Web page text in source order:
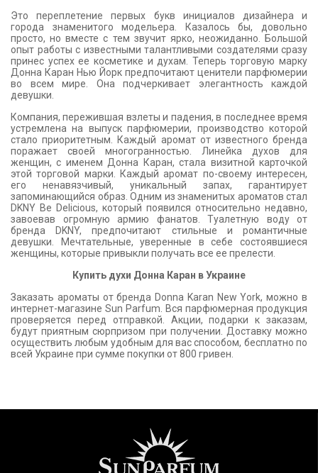
Это переплетение первых букв инициалов дизайнера и
города знаменитого модельера. Казалось бы, довольно
просто, но вместе с тем звучит ярко, неожиданно. Большой
опыт работы с известными талантливыми создателями сразу
принес успех ее косметике и духам. Теперь торговую марку
Донна Каран Нью Йорк предпочитают ценители парфюмерии
во всем мире. Она подчеркивает элегантность каждой
девушки.
Компания, пережившая взлеты и падения, в последнее время
устремлена на выпуск парфюмерии, производство которой
стало приоритетным. Каждый аромат от известного бренда
поражает своей многогранностью. Линейка духов для
женщин, с именем Донна Каран, стала визитной карточкой
этой торговой марки. Каждый аромат по-своему интересен,
его ненавязчивый, уникальный запах, гарантирует
запоминающийся образ. Одним из знаменитых ароматов стал
DKNY Be Delicious, который появился относительно недавно,
завоевав огромную армию фанатов. Туалетную воду от
бренда DKNY, предпочитают стильные и романтичные
девушки. Мечтательные, уверенные в себе состоявшиеся
женщины, которые привыкли получать все ее прелести.
Купить духи Донна Каран в Украине
Заказать ароматы от бренда Donna Karan New York, можно в
интернет-магазине Sun Parfum. Вся парфюмерная продукция
проверяется перед отправкой. Акции, подарки к заказам,
будут приятным сюрпризом при получении. Доставку можно
осуществить любым удобным для вас способом, бесплатно по
всей Украине при сумме покупки от 800 гривен.